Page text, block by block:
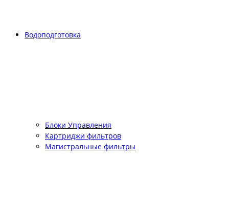
Водоподготовка
Блоки Управления
Картриджи фильтров
Магистральные фильтры